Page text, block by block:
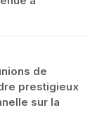
de
prestigieux
sur la